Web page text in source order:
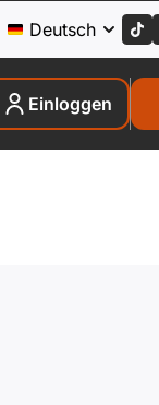
Deutsch
Einloggen